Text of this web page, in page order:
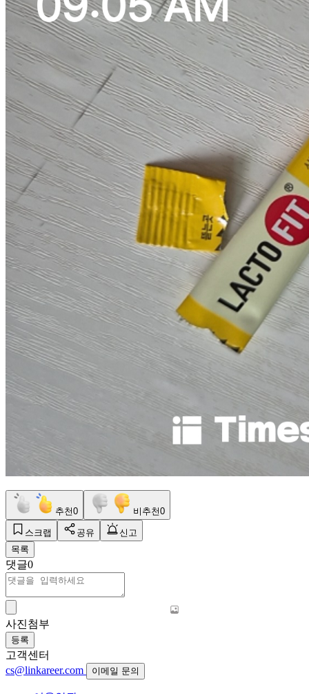
추천0 비추천0
스크랩 공유
신고
목록
댓글0
사진첨부
등록
고객센터
cs@linkareer.com
이메일 문의